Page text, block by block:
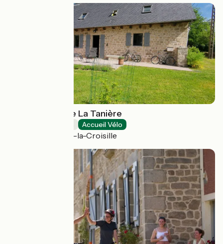
Chambre d'hôte La Tanière
Accueil Vélo
Saint-Pardoux-la-Croisille